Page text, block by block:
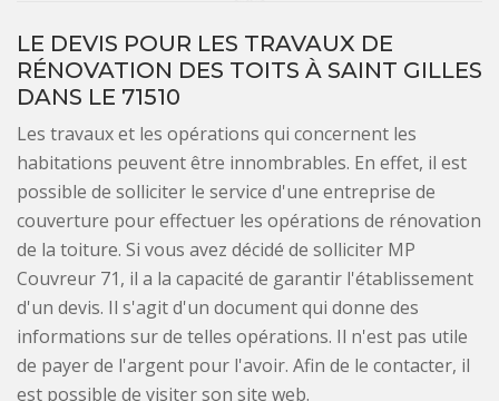
LE DEVIS POUR LES TRAVAUX DE
RÉNOVATION DES TOITS À SAINT GILLES
DANS LE 71510
Les travaux et les opérations qui concernent les
habitations peuvent être innombrables. En effet, il est
possible de solliciter le service d'une entreprise de
couverture pour effectuer les opérations de rénovation
de la toiture. Si vous avez décidé de solliciter MP
Couvreur 71, il a la capacité de garantir l'établissement
d'un devis. Il s'agit d'un document qui donne des
informations sur de telles opérations. Il n'est pas utile
de payer de l'argent pour l'avoir. Afin de le contacter, il
est possible de visiter son site web.